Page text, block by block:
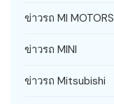
ข่าวรถ MI MOTORS
ข่าวรถ MINI
ข่าวรถ Mitsubishi